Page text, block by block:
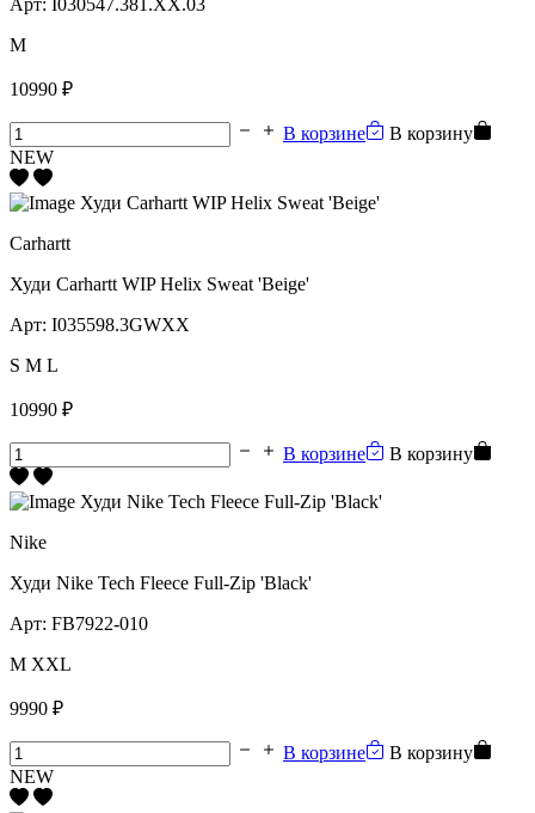
Арт: I030547.381.XX.03
M
10990 ₽
В корзине
В корзину
NEW
Carhartt
Худи Carhartt WIP Helix Sweat 'Beige'
Арт: I035598.3GWXX
S M L
10990 ₽
В корзине В корзину
Nike
Худи Nike Tech Fleece Full-Zip 'Black'
Арт: FB7922-010
M XXL
9990 ₽
В корзине
В корзину
NEW